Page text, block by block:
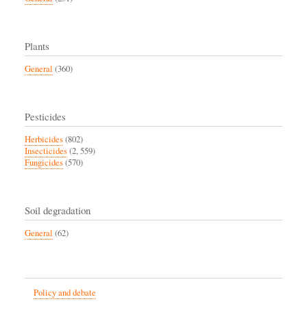
Plants
General (360)
Pesticides
Herbicides(802)
Insecticides(2, 559)
Fungicides(570)
Soil degradation
General (62)
Policy and debate